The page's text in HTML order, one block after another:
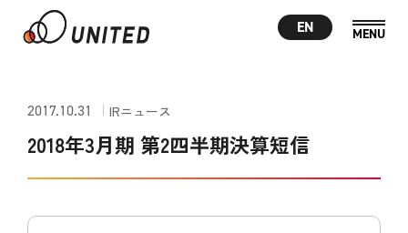
EN
2017.10.31 IRニュース
2018年3月期 第2四半期決算短信